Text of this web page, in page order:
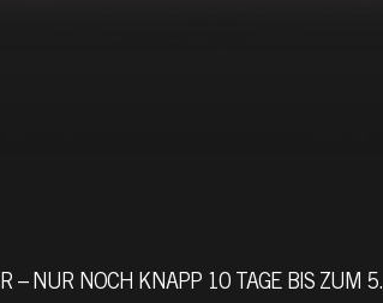
– NUR NOCH KNAPP 10 TAGE BIS ZUM 5.